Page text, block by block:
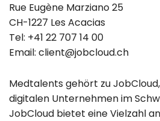
Rue Eugène Marziano 25
CH-1227 Les Acacias
Tel: +41 22 707 14 00
Email: client@jobcloud.ch
Medtalents gehört zuJobCloud
digitalen Unternehmen im
JobCloud bietet eine Vielzahl